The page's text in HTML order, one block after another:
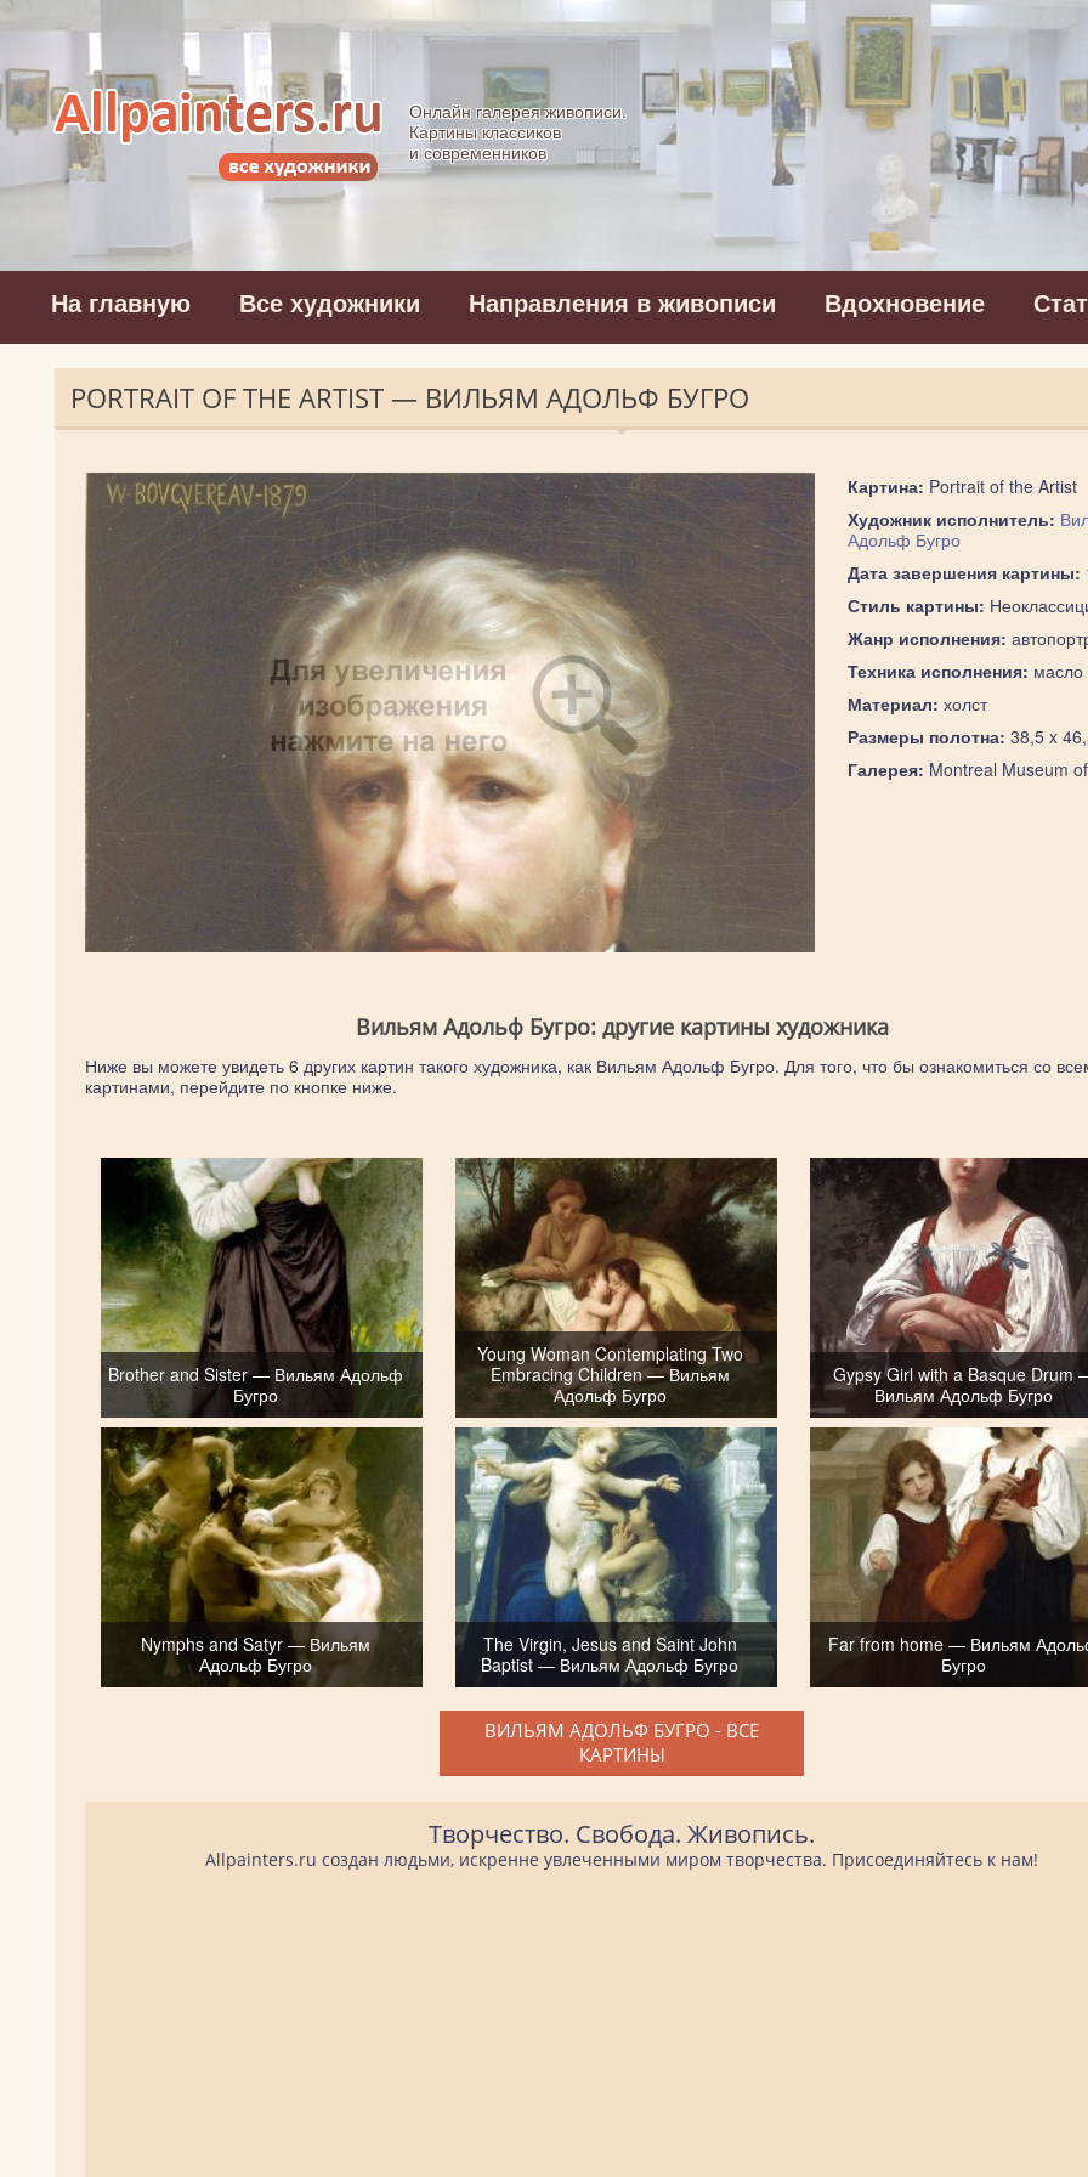
Allpainters.ru - картинная галерея
Онлайн галерея живописи.
Картины классиков
и современников
На главную Все художники Направления в живописи Вдохновение
PORTRAIT OF THE ARTIST — ВИЛЬЯМ АДОЛЬФ БУГРО
Картина: Portrait of the Artist
Художник исполнитель:
Адольф Бугро
Дата завершения картины:
Стиль картины:
Жанр исполнения:
Техника исполнения: масло
Материал: холст
Размеры полотна: 38,5 x
Галерея: Montreal Museum
Вильям Адольф Бугро: другие картины художника
Ниже вы можете увидеть 6 других картин такого художника, как Вильям Адольф Бугро. Для того, что бы ознакомиться со
картинами, перейдите по кнопке ниже.
Brother and Sister — Вильям Адольф
Бугро
Young Woman Contemplating Two
Embracing Children — Вильям
Адольф Бугро
Gypsy Girl with a Basque Drum
Вильям Адольф Бугро
Nymphs and Satyr — Вильям
Адольф Бугро
The Virgin, Jesus and Saint John
Baptist — Вильям Адольф Бугро
Far from home — Вильям
Бугро
ВИЛЬЯМ АДОЛЬФ БУГРО - ВСЕ
КАРТИНЫ
Творчество. Свобода. Живопись.
Allpainters.ru создан людьми, искренне увлеченными миром творчества. Присоединяйтесь к нам!